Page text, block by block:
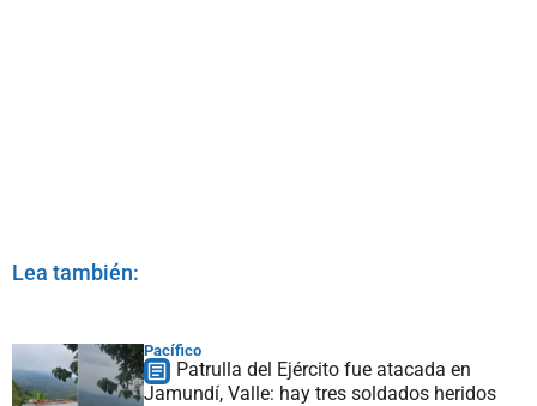
Lea también:
Pacífico
Patrulla del Ejército fue atacada en
Jamundí, Valle: hay tres soldados heridos